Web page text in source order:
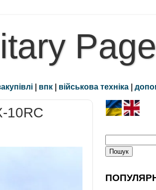
| впк | військова техніка |
10RC